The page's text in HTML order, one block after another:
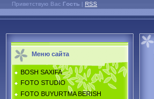
Приветствую Вас Гость | RSS
Меню сайта
BOSH SAXIFA
FOTO STUDIO
FOTO BUYURTMA BERISH